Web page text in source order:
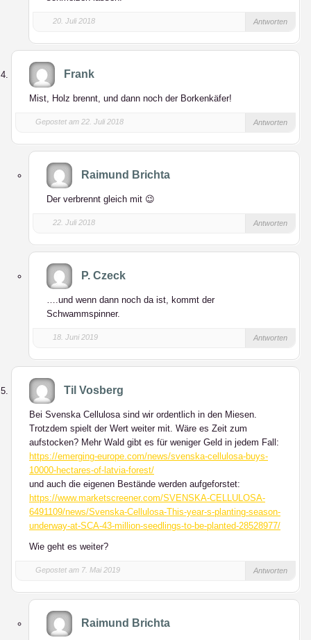
20. Juli 2018 Antworten
Frank
Mist, Holz brennt, und dann noch der Borkenkäfer!
Gepostet am 22. Juli 2018 Antworten
Raimund Brichta
Der verbrennt gleich mit 😉
22. Juli 2018 Antworten
P. Czeck
….und wenn dann noch da ist, kommt der
Schwammspinner.
18. Juni 2019 Antworten
Til Vosberg
Bei Svenska Cellulosa sind wir ordentlich in den Miesen.
Trotzdem spielt der Wert weiter mit. Wäre es Zeit zum
aufstocken? Mehr Wald gibt es für weniger Geld in jedem Fall:
https://emerging-europe.com/news/svenska-cellulosa-buys-
10000-hectares-of-latvia-forest/
und auch die eigenen Bestände werden aufgeforstet:
https://www.marketscreener.com/SVENSKA-CELLULOSA-
6491109/news/Svenska-Cellulosa-This-year-s-planting-season-
underway-at-SCA-43-million-seedlings-to-be-planted-28528977/
Wie geht es weiter?
Gepostet am 7. Mai 2019 Antworten
Raimund Brichta